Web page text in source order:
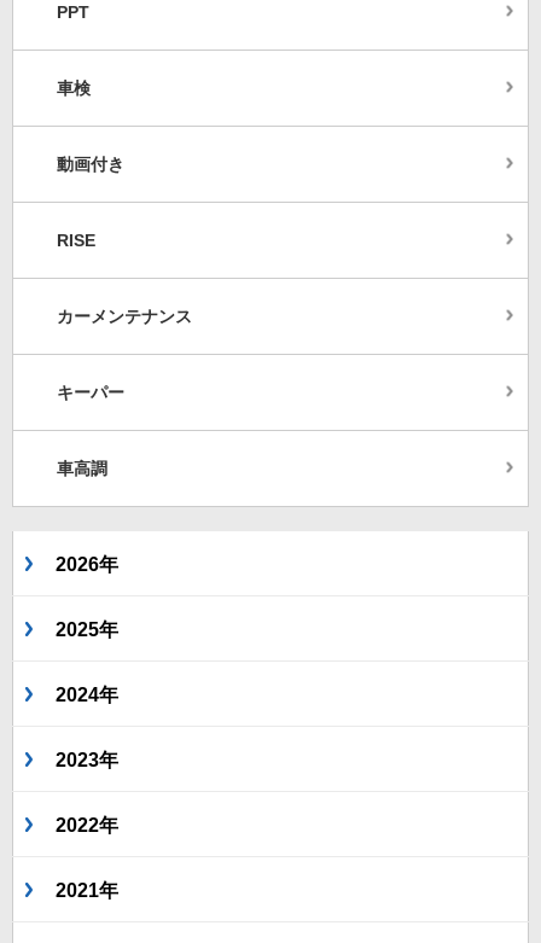
PPT
車検
動画付き
RISE
カーメンテナンス
キーパー
車高調
2026年
2025年
2024年
2023年
2022年
2021年